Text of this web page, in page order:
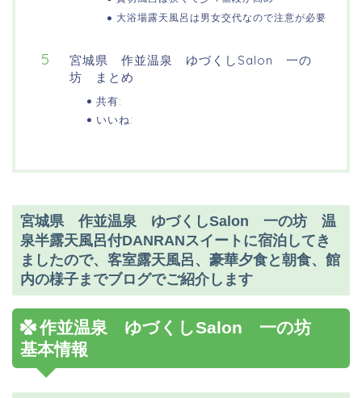
大浴場露天風呂は男女交代なので注意が必要
宮城県 作並温泉 ゆづくしSalon 一の
坊 まとめ
共有:
いいね:
宮城県 作並温泉 ゆづくしSalon 一の坊 温
泉半露天風呂付DANRANスイートに宿泊してき
ましたので、客室露天風呂、豪華夕食と朝食、館
内の様子までブログでご紹介します
作並温泉 ゆづくしSalon 一の坊
基本情報